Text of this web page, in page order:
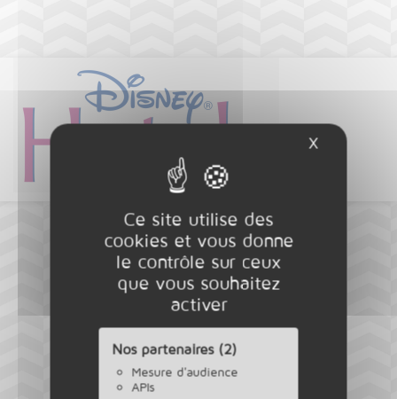
Ce site utilise des
cookies et vous donne
le contrôle sur ceux
que vous souhaitez
activer
Nos partenaires (2)
Mesure d'audience
APIs
X Masquer